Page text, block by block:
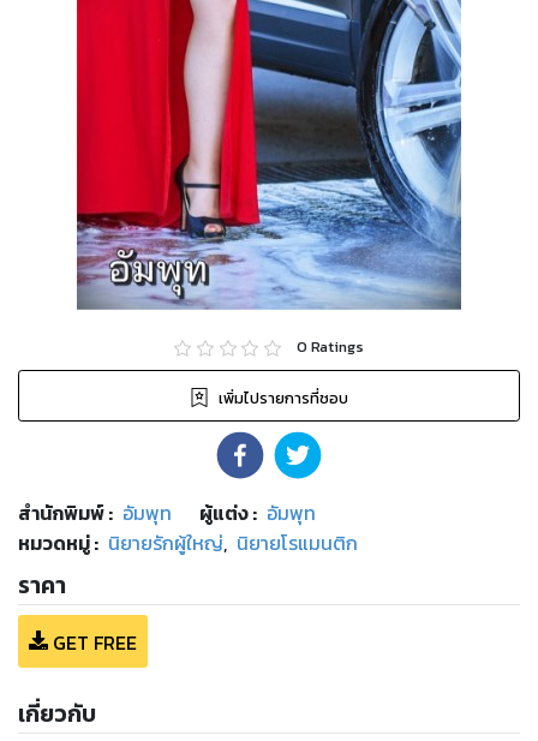
0 Ratings
เพิ่มไปรายการที่ชอบ
สำนักพิมพ์: อัมพุท ผู้แต่ง : อัมพุท
หมวดหมู่: นิยายรักผู้ใหญ่, นิยายโรแมนติก
ราคา
GET FREE
เกี่ยวกับ